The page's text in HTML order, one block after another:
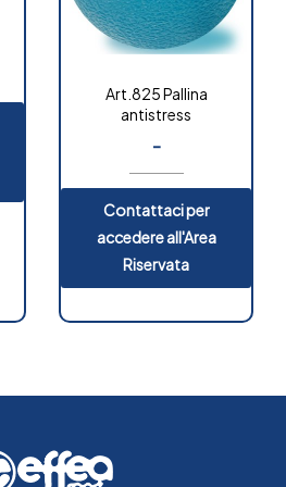
Art.825 Pallina
antistress
-
Contattaci per
accedere all'Area
Riservata